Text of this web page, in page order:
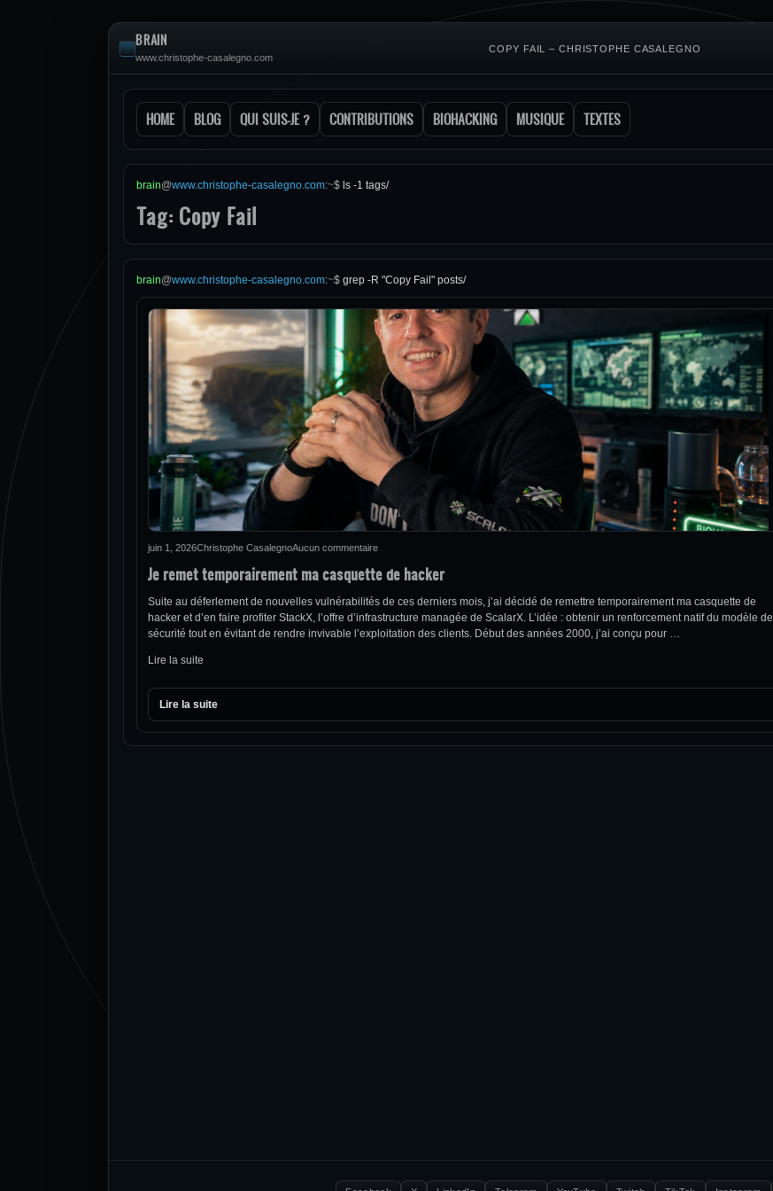
BRAIN
www.christophe-casalegno.com
COPY FAIL – CHRISTOPHE CASALEGNO
HOME BLOG QUI SUIS-JE ? CONTRIBUTIONS BIOHACKING MUSIQUE TEXTES
brain@www.christophe-casalegno.com:~$ ls -1 tags/
Tag: Copy Fail
brain@www.christophe-casalegno.com:~$ grep -R "Copy Fail" posts/
juin 1, 2026Christophe CasalegnoAucun commentaire
Je remet temporairement ma casquette de hacker
Suite au déferlement de nouvelles vulnérabilités de ces derniers mois, j’ai décidé de remettre temporairement ma casquette de
hacker et d’en faire profiter StackX, l’offre d’infrastructure managée de ScalarX. L’idée : obtenir un renforcement natif du modèle de
sécurité tout en évitant de rendre invivable l’exploitation des clients. Début des années 2000, j’ai conçu pour …
Lire la suite
Lire la suite